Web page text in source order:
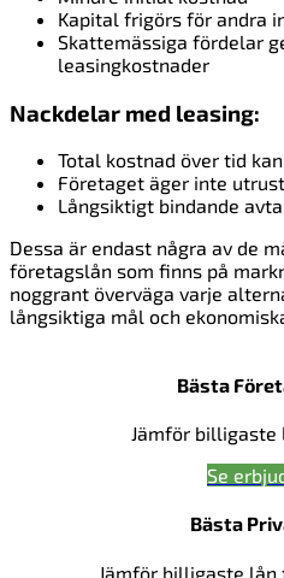
Kapital frigörs för andra
Skattemässiga fördelar
leasingkostnader
Nackdelar med leasing:
Total kostnad över tid
Företaget äger inte
Långsiktigt bindande
Dessa är endast några av de
företagslån som finns på
noggrant överväga varje
långsiktiga mål och
Bästa
Jämför
Se
Bästa
Jämför billigaste